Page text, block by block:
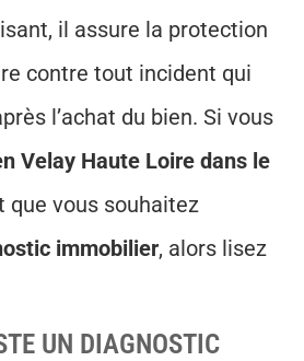
il assure la protection
contre tout incident qui
l’achat du bien. Si vous
Velay Haute Loire dans le
que vous souhaitez
immobilier, alors lisez
UN DIAGNOSTIC